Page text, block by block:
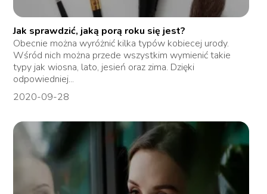
Jak sprawdzić, jaką porą roku się jest?
Obecnie można wyróżnić kilka typów kobiecej urody.
Wśród nich można przede wszystkim wymienić takie
typy jak wiosna, lato, jesień oraz zima. Dzięki
odpowiedniej...
2020-09-28